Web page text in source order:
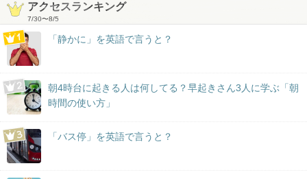
アクセスランキング
7/30〜8/5
「静かに」を英語で言うと？
朝4時台に起きる人は何してる？早起きさん3人に学ぶ「朝
時間の使い方」
「バス停」を英語で言うと？